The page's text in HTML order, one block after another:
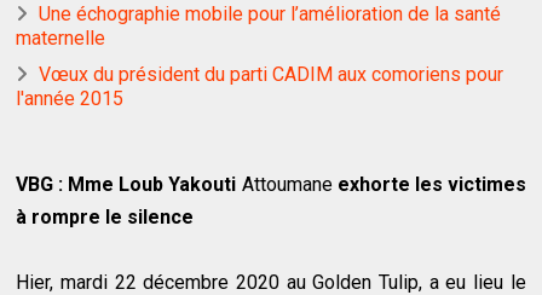
Une échographie mobile pour l’amélioration de la santé
maternelle
Vœux du président du parti CADIM aux comoriens pour
l'année 2015
VBG : Mme Loub Yakouti Attoumane exhorte les victimes
à rompre le silence
Hier, mardi 22 décembre 2020 au Golden Tulip, a eu lieu le